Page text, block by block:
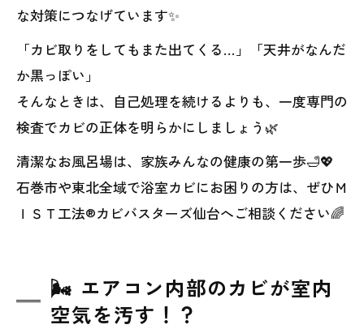
な対策につなげています✨
「カビ取りをしてもまた出てくる…」「天井がなんだ
か黒っぽい」
そんなときは、自己処理を続けるよりも、一度専門の
検査でカビの正体を明らかにしましょう🌿
清潔なお風呂場は、家族みんなの健康の第一歩🛁💖
石巻市や東北全域で浴室カビにお困りの方は、ぜひＭ
ＩＳＴ工法®カビバスターズ仙台へご相談ください🌈
🌬️ エアコン内部のカビが室内
空気を汚す！？